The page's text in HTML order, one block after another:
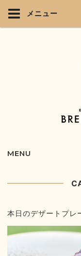
メニュー
MENU
本日のデザートプレ